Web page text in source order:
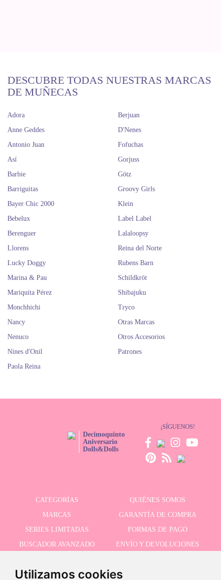
Utilizamos cookies
DESCUBRE TODAS NUESTRAS MARCAS
DE MUÑECAS
Adora
Anne Geddes
Antonio Juan
Así
Barbie
Barriguitas
Bayer Chic 2000
Bebelux
Berenguer
Berjuan
D'Nenes
Fofuchas
Gorjuss
Götz
Groovy Girls
Klein
Label Label
Lalaloopsy
Llorens
Lucky Doggy
Marina & Pau
Mariquita Pérez
Monchhichi
Nancy
Nenuco
Nines d'Onil
Paola Reina
Reina del Norte
Rubens Barn
Schildkröt
Shibajuku
Tryco
Otras Marcas
Otros Accesorios
Patrones
Decimoquinto
Aniversario
Dolls&Dolls
¡SÍGUENOS!
CATEGORÍAS
QUIÉNES SOMOS
MARCAS
GARANTÍA DE COMPRA
SERIES LIMITADAS
FORMAS DE PAGO
BUSCADOR AVANZADO
ENVÍO Y DEVOLUCIONES